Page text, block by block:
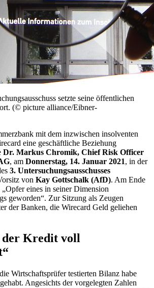
setzte seine öffentlichen
(© picture alliance/Eibner-
mit dem inzwischen insolventen
eine geschäftliche Beziehung
Dr. Markus Chromik, Chief Risk Officer
, am Donnerstag, 14. Januar 2021, in der
3. Untersuchungsausschusses
von Kay Gottschalk (AfD). Am Ende
eines in seiner Dimension
geworden“. Zur Sitzung als Zeugen
der Banken, die Wirecard Geld geliehen
der Kredit voll
Wirtschaftsprüfer testierten Bilanz habe
Angesichts der vorgelegten Zahlen